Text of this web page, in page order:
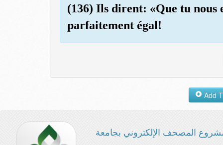
(136) Ils dirent: «Que tu nous
parfaitement égal!
المصحف الإلكتروني بجامعة